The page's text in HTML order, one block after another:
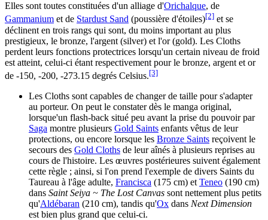
Elles sont toutes constituées d'un alliage d'Orichalque, de
Gammanium et de Stardust Sand (poussière d'étoiles)[2] et se
déclinent en trois rangs qui sont, du moins important au plus
prestigieux, le bronze, l'argent (silver) et l'or (gold). Les Cloths
perdent leurs fonctions protectrices lorsqu'un certain niveau de froid
est atteint, celui-ci étant respectivement pour le bronze, argent et or
de -150, -200, -273.15 degrés Celsius.[3]
Les Cloths sont capables de changer de taille pour s'adapter
au porteur. On peut le constater dès le manga original,
lorsque'un flash-back situé peu avant la prise du pouvoir par
Saga montre plusieurs Gold Saints enfants vêtus de leur
protections, ou encore lorsque les Bronze Saints reçoivent le
secours des Gold Cloths de leur aînés à plusieurs reprises au
cours de l'histoire. Les œuvres postérieures suivent également
cette règle ; ainsi, si l'on prend l'exemple de divers Saints du
Taureau à l'âge adulte, Francisca (175 cm) et Teneo (190 cm)
dans Saint Seiya ~ The Lost Canvas sont nettement plus petits
qu'Aldébaran (210 cm), tandis qu'Ox dans Next Dimension
est bien plus grand que celui-ci.